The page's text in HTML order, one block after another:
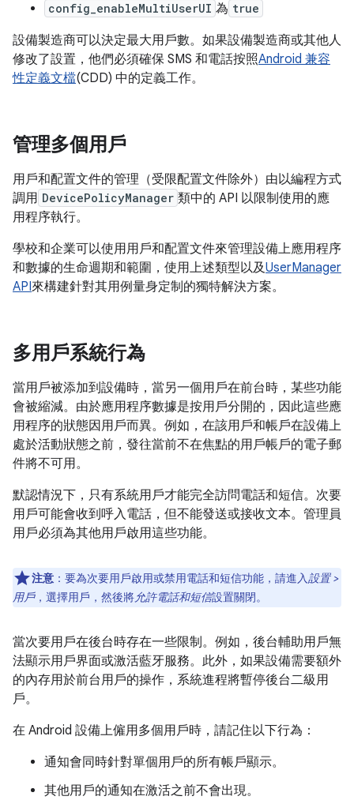
config_enableMultiUserUI 為 true
設備製造商可以決定最大用戶數。如果設備製造商或其他人
修改了設置，他們必須確保 SMS 和電話按照Android 兼容
性定義文檔(CDD) 中的定義工作。
管理多個用戶
用戶和配置文件的管理（受限配置文件除外）由以編程方式
調用 DevicePolicyManager 類中的 API 以限制使用的應
用程序執行。
學校和企業可以使用用戶和配置文件來管理設備上應用程序
和數據的生命週期和範圍，使用上述類型以及UserManager
API來構建針對其用例量身定制的獨特解決方案。
多用戶系統行為
當用戶被添加到設備時，當另一個用戶在前台時，某些功能
會被縮減。由於應用程序數據是按用戶分開的，因此這些應
用程序的狀態因用戶而異。例如，在該用戶和帳戶在設備上
處於活動狀態之前，發往當前不在焦點的用戶帳戶的電子郵
件將不可用。
默認情況下，只有系統用戶才能完全訪問電話和短信。次要
用戶可能會收到呼入電話，但不能發送或接收文本。管理員
用戶必須為其他用戶啟用這些功能。
注意 ：要為次要用戶啟用或禁用電話和短信功能，請進入設置 >
用戶，選擇用戶，然後將允許電話和短信設置關閉。
當次要用戶在後台時存在一些限制。例如，後台輔助用戶無
法顯示用戶界面或激活藍牙服務。此外，如果設備需要額外
的內存用於前台用戶的操作，系統進程將暫停後台二級用
戶。
在 Android 設備上僱用多個用戶時，請記住以下行為：
通知會同時針對單個用戶的所有帳戶顯示。
其他用戶的通知在激活之前不會出現。